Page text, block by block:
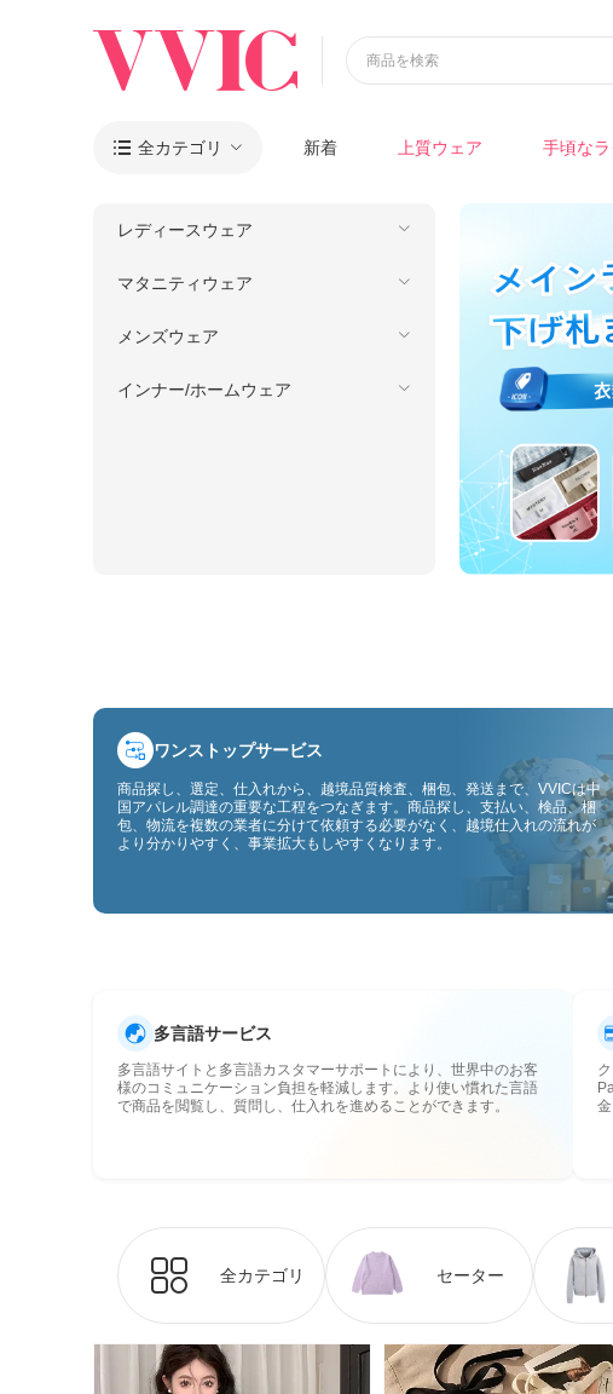
商品を検索
 全カテゴリ 新着 上質ウェア 手頃な
レディースウェア
マタニティウェア
メンズウェア
インナー/ホームウェア
ワンストップサービス
商品探し、選定、仕入れから、越境品質検査、梱包、発送まで、VVICは中
国アパレル調達の重要な工程をつなぎます。商品探し、支払い、検品、梱
包、物流を複数の業者に分けて依頼する必要がなく、越境仕入れの流れが
より分かりやすく、事業拡大もしやすくなります。
多言語サービス
多言語サイトと多言語カスタマーサポートにより、世界中のお客
様のコミュニケーション負担を軽減します。より使い慣れた言語
で商品を閲覧し、質問し、仕入れを進めることができます。
全カテゴリ セーター